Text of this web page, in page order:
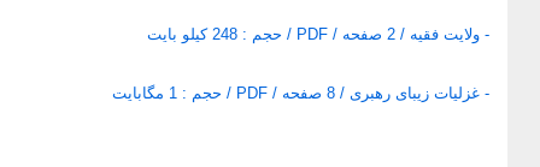
- ولايت فقيه / 2 صفحه / PDF / حجم : 248 کیلو بایت
- غزليات زيبای رهبری / 8 صفحه / PDF / حجم : 1 مگابایت